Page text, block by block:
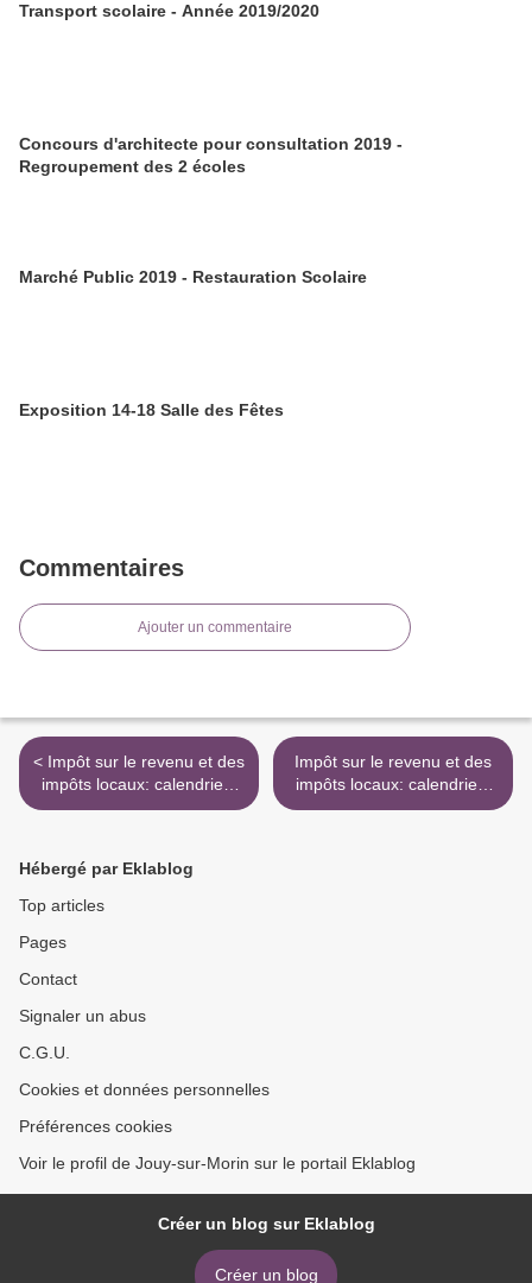
Transport scolaire - Année 2019/2020
Concours d'architecte pour consultation 2019 -
Regroupement des 2 écoles
Marché Public 2019 - Restauration Scolaire
Exposition 14-18 Salle des Fêtes
Commentaires
Ajouter un commentaire
< Impôt sur le revenu et des
impôts locaux: calendriers
des échéances de
Impôt sur le revenu et des
impôts locaux: calendriers
des échéances de
Hébergé par Eklablog
Top articles
Pages
Contact
Signaler un abus
C.G.U.
Cookies et données personnelles
Préférences cookies
Voir le profil de Jouy-sur-Morin sur le portail Eklablog
Créer un blog sur Eklablog
Créer un blog